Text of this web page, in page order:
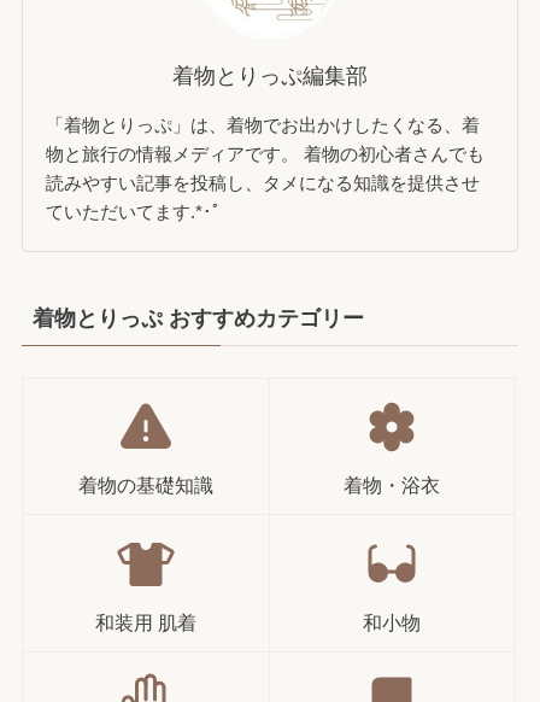
着物とりっぷ編集部
「着物とりっぷ」は、着物でお出かけしたくなる、着
物と旅行の情報メディアです。 着物の初心者さんでも
読みやすい記事を投稿し、タメになる知識を提供させ
ていただいてます.*･ﾟ
着物とりっぷ おすすめカテゴリー
着物の基礎知識 着物・浴衣
和装用 肌着 和小物